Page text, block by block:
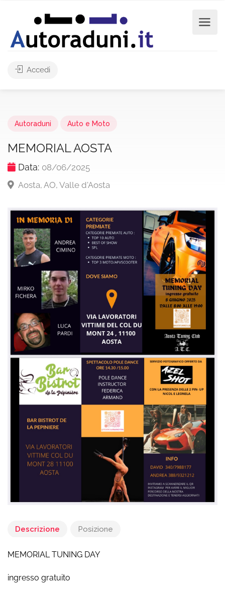
Accedi
Autoraduni Auto e Moto
MEMORIAL AOSTA
Data: 08/06/2025
Aosta, AO, Valle d'Aosta
Descrizione Posizione
MEMORIAL TUNING DAY
ingresso gratuito